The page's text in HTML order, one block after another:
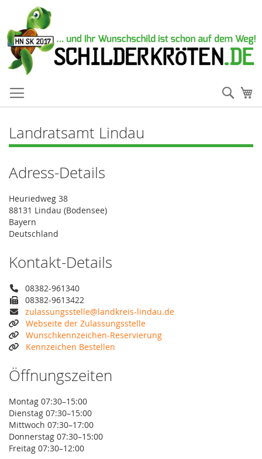
Landratsamt Lindau
Adress-Details
Heuriedweg 38
88131 Lindau (Bodensee)
Bayern
Deutschland
Kontakt-Details
08382-961340
08382-9613422
zulassungsstelle@landkreis-lindau.de
Webseite der Zulassungsstelle
Wunschkennzeichen-Reservierung
Kennzeichen Bestellen
Öffnungszeiten
Montag 07:30–15:00
Dienstag 07:30–15:00
Mittwoch 07:30–17:00
Donnerstag 07:30–15:00
Freitag 07:30–12:00